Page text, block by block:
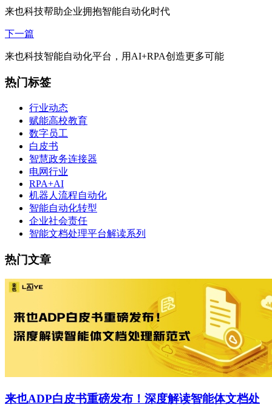
来也科技帮助企业拥抱智能自动化时代
下一篇
来也科技智能自动化平台，用AI+RPA创造更多可能
热门标签
行业动态
赋能高校教育
数字员工
白皮书
智慧政务连接器
电网行业
RPA+AI
机器人流程自动化
智能自动化转型
企业社会责任
智能文档处理平台解读系列
热门文章
来也ADP白皮书重磅发布！深度解读智能体文档处